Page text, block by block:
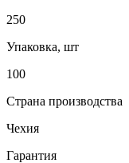
250
Упаковка, шт
100
Страна производства
Чехия
Гарантия